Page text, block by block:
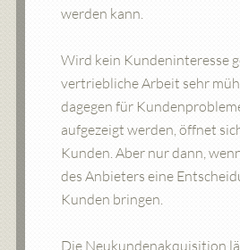
werden kann.
Wird kein Kundeninteresse
vertriebliche Arbeit sehr
dagegen für
aufgezeigt werden, öffnet
Kunden. Aber nur dann,
des Anbieters eine
Kunden bringen.
Die Neukundenakquisition